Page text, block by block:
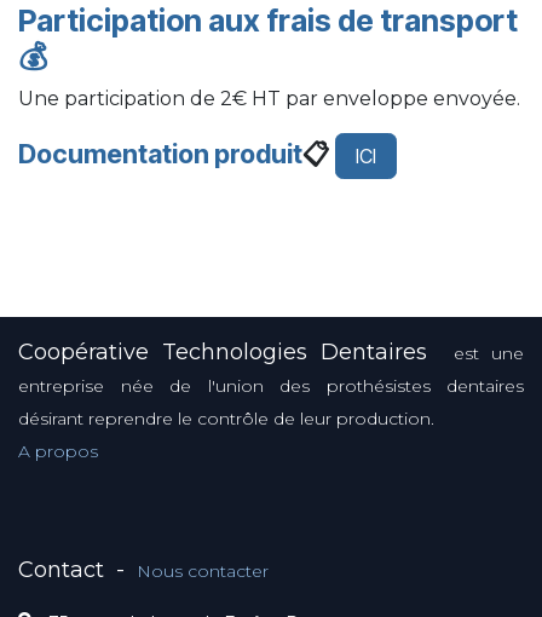
Participation aux frais de transport
💰
Une participation de 2€ HT par enveloppe envoyée.
Documentation produit📋 ICI
Coopérative Technologies Dentaires
est une
entreprise née de l'union des prothésistes dentaires
désirant reprendre le contrôle de leur production.
A propos
Contact - Nous contacter